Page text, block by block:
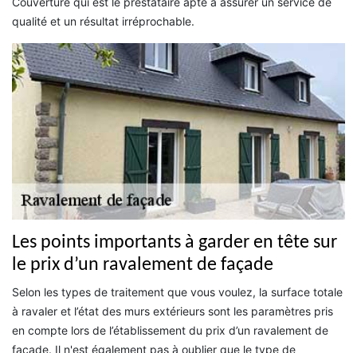
qualité et un résultat irréprochable.
Les points importants à garder en tête sur
le prix d’un ravalement de façade
Selon les types de traitement que vous voulez, la surface totale
à ravaler et l’état des murs extérieurs sont les paramètres pris
en compte lors de l’établissement du prix d’un ravalement de
façade. Il n'est également pas à oublier que le type de